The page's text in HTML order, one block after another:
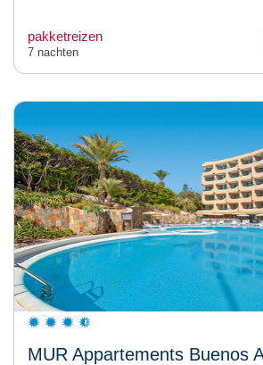
pakketreizen
7 nachten
MUR Appartements Buenos